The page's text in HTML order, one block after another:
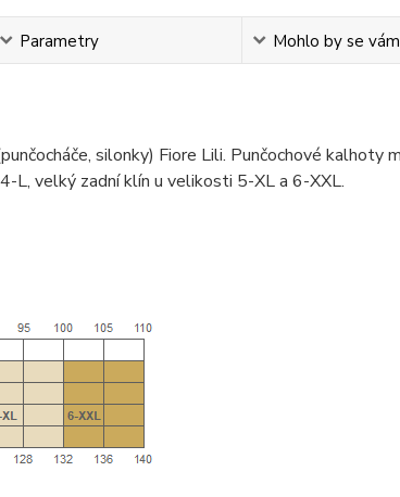
Parametry Mohlo by se
silonky) Fiore Lili. Punčochové kalhoty
L, velký zadní klín u velikosti 5-XL a 6-XXL.